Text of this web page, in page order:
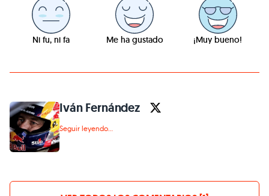
Ni fu, ni fa Me ha gustado ¡Muy bueno!
Iván Fernández
Seguir leyendo...